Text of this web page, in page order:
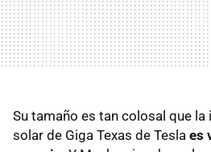
Su tamaño es tan colosal que
solar de Giga Texas de Tesla es